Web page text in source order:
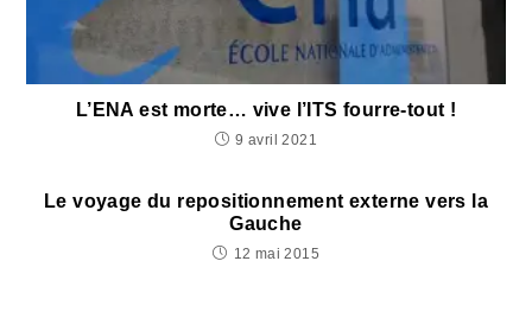
L’ENA est morte… vive l’ITS fourre-tout !
9 avril 2021
Le voyage du repositionnement externe vers la
Gauche
12 mai 2015